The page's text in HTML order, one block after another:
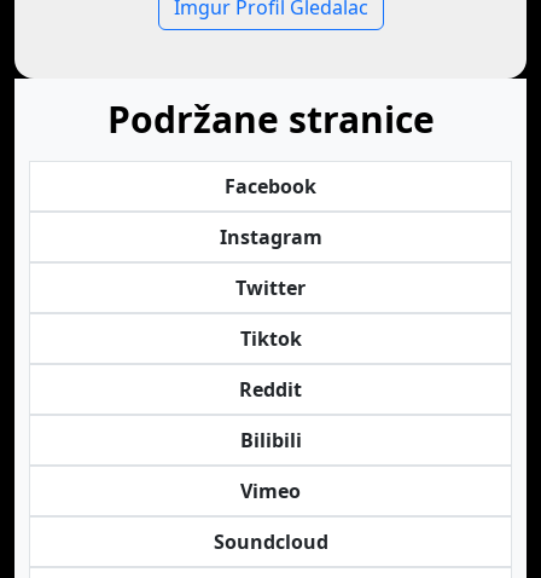
Imgur Profil Gledalac
Podržane stranice
Facebook
Instagram
Twitter
Tiktok
Reddit
Bilibili
Vimeo
Soundcloud